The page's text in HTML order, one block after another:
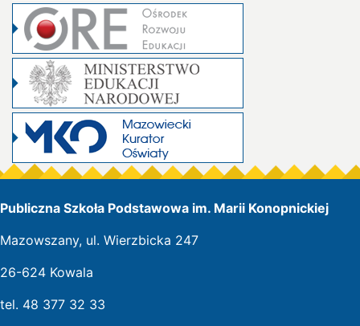
Publiczna Szkoła Podstawowa im. Marii Konopnickiej
Mazowszany, ul. Wierzbicka 247
26-624 Kowala
tel. 48 377 32 33